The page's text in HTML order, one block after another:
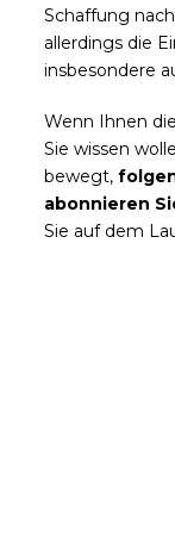
Schaffung
allerdings die
insbesondere
Wenn Ihnen
Sie wissen
bewegt,
abonnieren
Sie auf dem